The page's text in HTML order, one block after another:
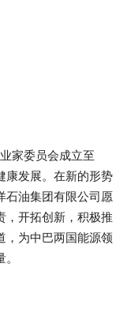
家委员会成立至
康发展。在新的形势
石油集团有限公司愿
，开拓创新，积极推
，为中巴两国能源领